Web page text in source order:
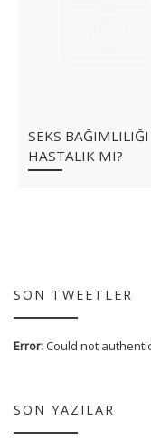
SEKS
HASTALIK MI?
SON TWEETLER
Error:Could not
SON YAZILAR